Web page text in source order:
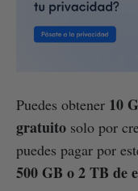
Puedes obtener 10
gratuito solo por
puedes pagar por
500 GB o 2 TB de